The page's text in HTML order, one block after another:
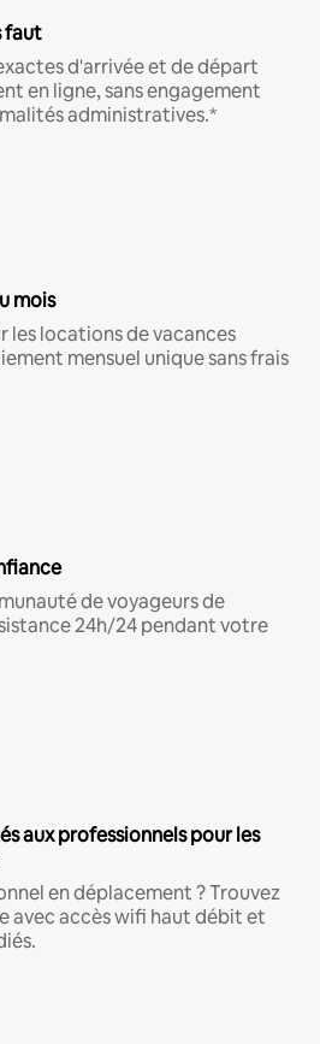
faut
d'arrivée et de départ
en ligne, sans engagement
administratives.*
mois
les locations de vacances
mensuel unique sans frais
de voyageurs de
24h/24 pendant votre
aux professionnels pour les
en déplacement ? Trouvez
avec accès wifi haut débit et